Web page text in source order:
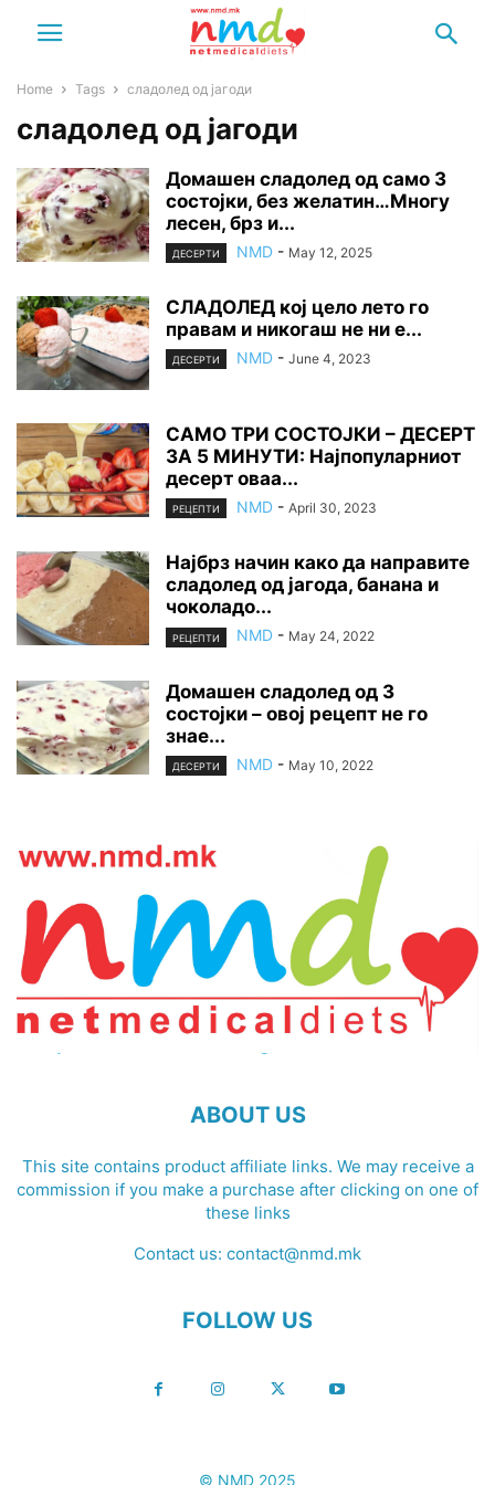
Home Tags сладолед од јагоди
сладолед од јагоди
Домашен сладолед од само 3
состојки, без желатин…Многу
лесен, брз и...
ДЕСЕРТИ NMD - May 12, 2025
СЛАДОЛЕД кој цело лето го
правам и никогаш не ни е...
ДЕСЕРТИ NMD - June 4, 2023
САМО ТРИ СОСТОЈКИ – ДЕСЕРТ
ЗА 5 МИНУТИ: Најпопуларниот
десерт оваа...
РЕЦЕПТИ NMD - April 30, 2023
Најбрз начин како да направите
сладолед од јагода, банана и
чоколадо...
РЕЦЕПТИ NMD - May 24, 2022
Домашен сладолед од 3
состојки – овој рецепт не го
знае...
ДЕСЕРТИ NMD - May 10, 2022
ABOUT US
This site contains product affiliate links. We may receive a
commission if you make a purchase after clicking on one of
these links
Contact us: contact@nmd.mk
FOLLOW US
© NMD 2025